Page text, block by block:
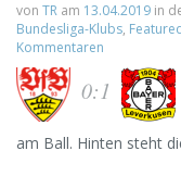
von TR am 13.04.2019 in
Bundesliga-Klubs,
Kommentaren
0:1
am Ball. Hinten steht